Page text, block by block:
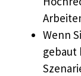
Wenn
gebaut